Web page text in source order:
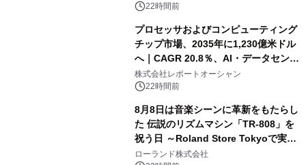
22時間前
プロセッサおよびコンピューティング
チップ市場、2035年に1,230億米ドル
へ｜CAGR 20.8％、AI・データセンタ
ー需要が成長を牽引
株式会社レポートオーシャン
22時間前
8月8日は音楽シーンに革新をもたらし
た 伝説のリズムマシン「TR-808」を
祝う日 ～Roland Store Tokyoで実機
を展示しての 記念キャンペーンを開
ローランド株式会社